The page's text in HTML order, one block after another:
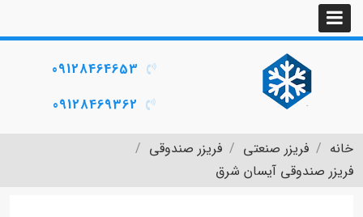
09128464653
09128469362
خانه فریزر صنعتی
فریزر صندوقی
فریزر صندوقی آیسان شرق